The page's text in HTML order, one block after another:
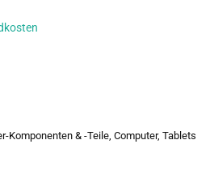
Komponenten & -Teile,Computer, Tablets